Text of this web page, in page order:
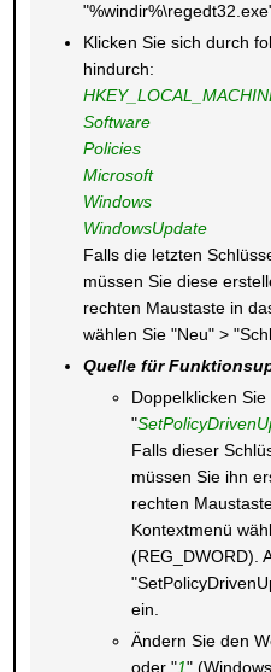
Klicken Sie sich durch
hindurch:
Software
Policies
Microsoft
Windows
WindowsUpdate
Falls die letzten
müssen Sie diese
rechten Maustaste in
wählen Sie "Neu" >
Quelle für
Doppelklicken
"
Falls dieser
müssen Sie ihn
rechten
Kontextmenü
(REG_DWORD).
ein.
Ändern Sie den
oder "1"